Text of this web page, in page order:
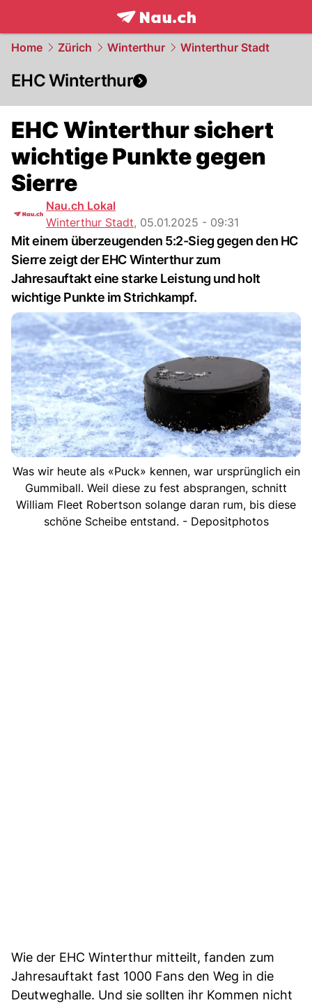
frontpage.NAU.ch
Home Zürich Winterthur Winterthur Stadt
EHC Winterthur
EHC Winterthur sichert
wichtige Punkte gegen
Sierre
Nau.ch Lokal
Winterthur Stadt, 05.01.2025 - 09:31
Mit einem überzeugenden 5:2-Sieg gegen den HC
Sierre zeigt der EHC Winterthur zum
Jahresauftakt eine starke Leistung und holt
wichtige Punkte im Strichkampf.
Was wir heute als «Puck» kennen, war ursprünglich ein
Gummiball. Weil diese zu fest absprangen, schnitt
William Fleet Robertson solange daran rum, bis diese
schöne Scheibe entstand. - Depositphotos
Wie der EHC Winterthur mitteilt, fanden zum
Jahresauftakt fast 1000 Fans den Weg in die
Deutweghalle. Und sie sollten ihr Kommen nicht